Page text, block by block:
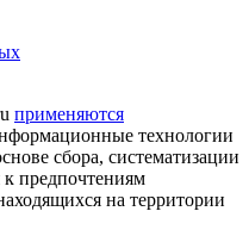
применяются
технологии
сбора, систематизации
к предпочтениям
на территории